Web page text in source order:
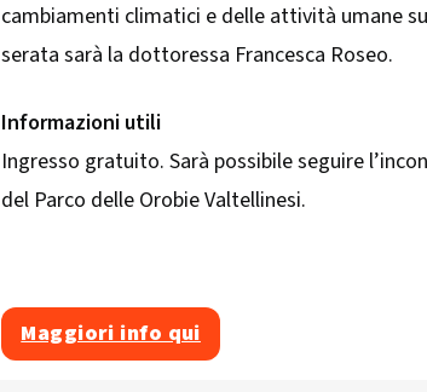
cambiamenti climatici e delle attività umane
serata sarà la dottoressa Francesca Roseo.
Informazioni utili
Ingresso gratuito. Sarà possibile seguire
del Parco delle Orobie Valtellinesi.
Maggiori info qui